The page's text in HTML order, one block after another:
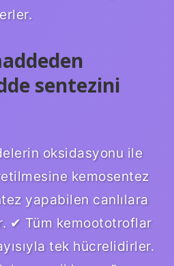
sentezini
oksidasyonu ile
kemosentez
yapabilen canlılara
✔ Tüm kemoototroflar
tek hücrelidirler.